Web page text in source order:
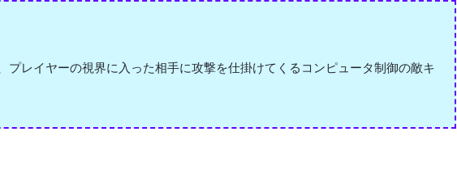
プレイヤーの視界に入った相手に攻撃を仕掛けてくるコンピュータ制御の敵キ